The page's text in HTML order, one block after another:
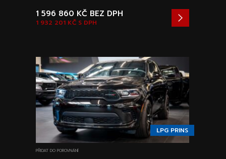
1 932 201 KČ S DPH
1 596 860 KČ BEZ DPH
LPG PRINS
PŘIDAT DO POROVNÁNÍ